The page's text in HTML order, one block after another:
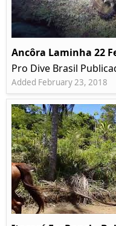
Ancôra Laminha 22
Pro Dive Brasil
Added February 23, 2018